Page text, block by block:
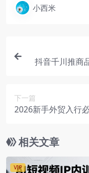
小西米
抖音千川推商
下一篇
2026新手外贸入行
相关文章
VIP